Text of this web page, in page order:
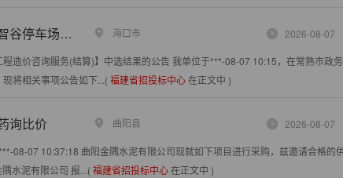
咨询服务(结算) 海口市 2026-08-07
造价咨询服务(结算)】中选结果的公告 我单位于***-08-07 10:15，在常熟市政
将相关事项公告如下...(福建省招投标中心在正文中 )
询比价 曲阳县 2026-08-07
08-07 10:37:18 曲阳金隅水泥有限公司现就如下项目进行采购，兹邀请合格的
水泥有限公司 报...(福建省招投标中心在正文中 )